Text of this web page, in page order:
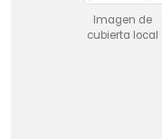
Imagen de
cubierta local